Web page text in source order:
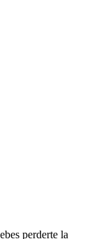
perderte la